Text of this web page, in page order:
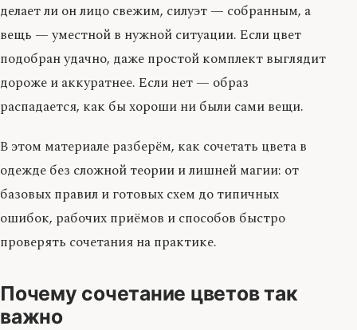
делает ли он лицо свежим, силуэт — собранным, а
вещь — уместной в нужной ситуации. Если цвет
подобран удачно, даже простой комплект выглядит
дороже и аккуратнее. Если нет — образ
распадается, как бы хороши ни были сами вещи.
В этом материале разберём, как сочетать цвета в
одежде без сложной теории и лишней магии: от
базовых правил и готовых схем до типичных
ошибок, рабочих приёмов и способов быстро
проверять сочетания на практике.
Почему сочетание цветов так
важно